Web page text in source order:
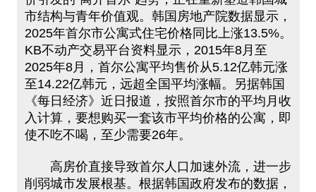
市结构与青年价值观。韩国房地产院数据显示，
2025年首尔市公寓式住宅价格同比上涨13.5%。
KB不动产交易平台资料显示，2015年8月至
2025年8月，首尔公寓平均售价从5.12亿韩元涨
至14.22亿韩元，远超全国平均涨幅。另据韩国
《每日经济》近日报道，按照首尔市的平均月收
入计算，要想购买一套该市平均价格的公寓，即
使不吃不喝，至少需要26年。
高房价直接导致首尔人口加速外流，进一步
削弱城市发展根基。根据韩国政府发布的数据，